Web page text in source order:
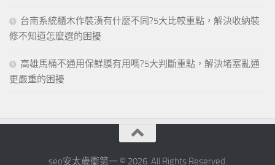
台南系統櫃木作裝潢有什麼不同?5大比較重點，解決收納裝
修不知道怎麼選的困擾
高雄馬桶不通用保鮮膜有用嗎?5大判斷重點，解決堵塞亂通
更嚴重的困擾
seo安太歲衝第一 © 2026. All Rights Reserved.